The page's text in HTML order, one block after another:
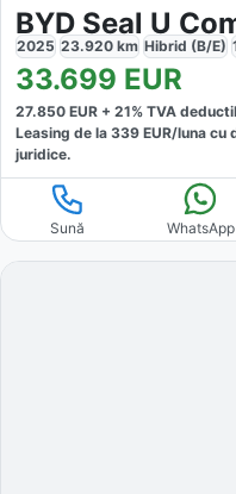
BYD Seal U
2025 23.920 km Hibrid (B/E)
33.699 EUR
27.850 EUR + 21% TVA
Leasing de la 339 EUR/luna cu
juridice.
Sună WhatsApp